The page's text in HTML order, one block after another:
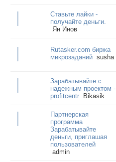
Ставьте лайки -
получайте деньги.
Ян Инов
Rutasker.com биржа
микрозаданий susha
Зарабатывайте с
надежным проектом -
profitcentr
Bikasik
Партнерская
программа
Зарабатывайте
деньги, приглашая
пользователей
admin